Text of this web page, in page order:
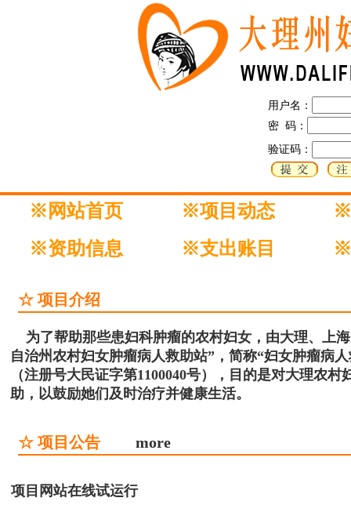
用户名：
密 码：
验证码：
※网站首页 ※项目动态
※
※资助信息
※支出账目 ※
☆ 项目介绍
为了帮助那些患妇科肿瘤的农村妇女，由大理、上
自治州农村妇女肿瘤病人救助站”，简称“妇女肿瘤病
（注册号大民证字第1100040号），目的是对大理农
助，以鼓励她们及时治疗并健康生活。
☆ 项目公告 more
项目网站在线试运行